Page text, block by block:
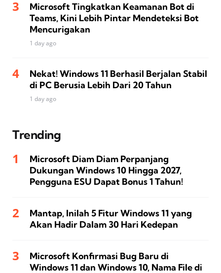
Microsoft Tingkatkan Keamanan Bot di
Teams, Kini Lebih Pintar Mendeteksi Bot
Mencurigakan
1 day ago
Nekat! Windows 11 Berhasil Berjalan Stabil
di PC Berusia Lebih Dari 20 Tahun
1 day ago
Trending
Microsoft Diam Diam Perpanjang
Dukungan Windows 10 Hingga 2027,
Pengguna ESU Dapat Bonus 1 Tahun!
Mantap, Inilah 5 Fitur Windows 11 yang
Akan Hadir Dalam 30 Hari Kedepan
Microsoft Konfirmasi Bug Baru di
Windows 11 dan Windows 10, Nama File di